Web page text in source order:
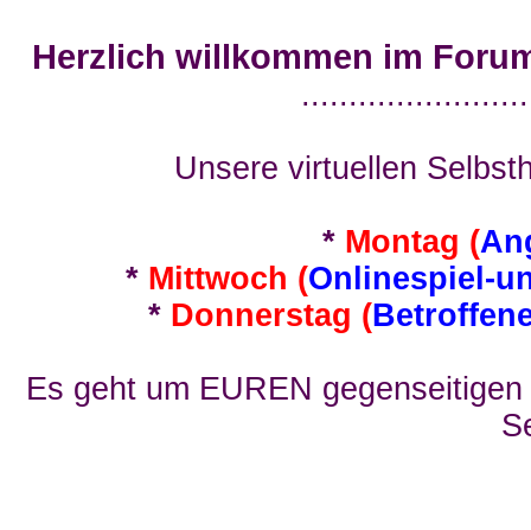
Herzlich willkommen im
Unsere virtuellen
* Montag (
* Mittwoch (Onlinespiel-
* Donnerstag (
Es geht um EUREN